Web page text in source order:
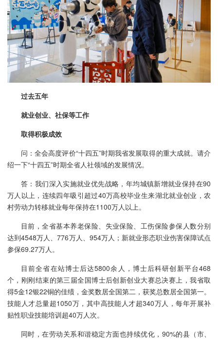
过去五年
就业创业、社保等工作
取得积极成效
问：全会高度评价“十四五”时期我省发展取得的重大成就。请介
绍一下“十四五”时期全省人社领域的发展情况。
答：我们深入实施就业优先战略，年均城镇新增就业保持在90
万人以上，连续四年吸引超过40万高校毕业生来湖北就业创业，农
村劳动力转移就业每年保持在1100万人以上。
目前，全省基本养老保险、失业保险、工伤保险参保人数分别
达到4548万人、776万人、954万人；新就业形态职业伤害保障试点
参保69.27万人。
目前全省在站博士后达5800余人，博士后科研创新平台468
个，刚刚结束的第三届全国博士后创新创业大赛总决赛上，我省取
得5金12银22铜的佳绩，金奖数居全国第二，获奖总数居全国第一。
技能人才总量超1050万，其中高技能人才超340万人，每年开展补
贴性职业技能培训超40万人次。
同时，在劳动关系和谐稳定方面也持续优化，90%的县（市、